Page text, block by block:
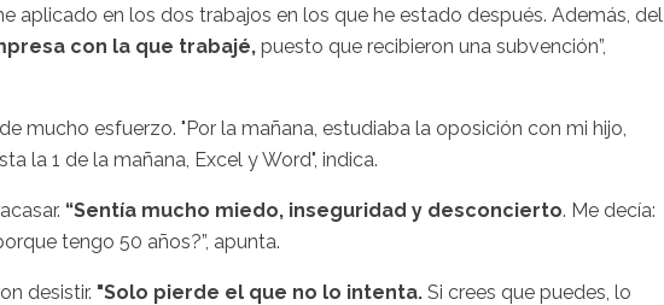
aplicado en los dos trabajos en los que he estado después. Además, del
con la que trabajé, puesto que recibieron una subvención”,
mucho esfuerzo. "Por la mañana, estudiaba la oposición con mi hijo,
la 1 de la mañana, Excel y Word", indica.
“Sentía mucho miedo, inseguridad y desconcierto. Me decía:
tengo 50 años?”, apunta.
desistir. "Solo pierde el que no lo intenta. Si crees que puedes, lo